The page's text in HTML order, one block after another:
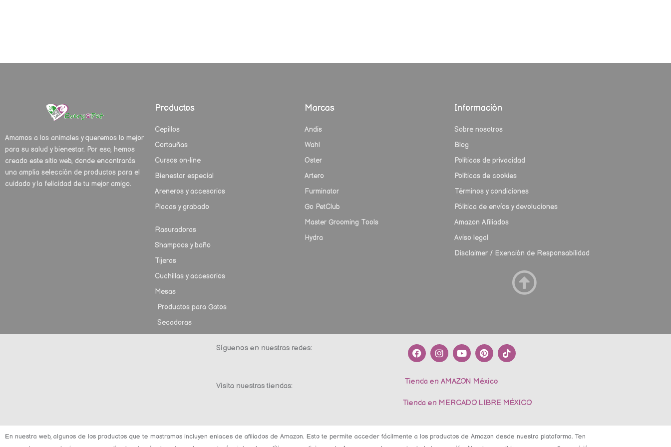
Amamos a los animales y queremos lo mejor
para su salud y bienestar. Por eso, hemos
creado este sitio web, donde encontrarás
una amplia selección de productos para el
cuidado y la felicidad de tu mejor amigo.
Productos
Cepillos
Cortauñas
Cursos on-line
Bienestar especial
Areneros y accesorios
Placas y grabado
Rasuradoras
Shampoos y baño
Tijeras
Cuchillas y accesorios
Mesas
Productos para Gatos
Secadoras
Marcas
Andis
Wahl
Oster
Artero
Furminator
Go PetClub
Master Grooming Tools
Hydra
Información
Sobre nosotros
Blog
Políticas de privacidad
Políticas de cookies
Términos y condiciones
Pólitica de envíos y devoluciones
Amazon Afiliados
Aviso legal
Disclaimer / Exención de Responsabilidad
Síguenos en nuestras redes:
F
a
b
o
I
n
a
r
Y
o
u
e
P
i
e
e
T
i
Visita nuestras tiendas: Tienda en AMAZON México
Tienda en MERCADO LIBRE MÉXICO
En nuestra web, algunos de los productos que te mostramos incluyen enlaces de afiliados de Amazon. Esto te permite acceder fácilmente a los productos de Amazon desde nuestra plataforma. Ten